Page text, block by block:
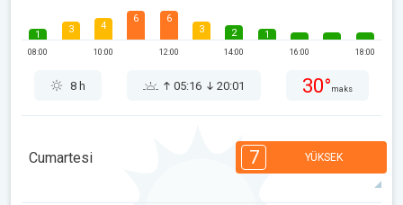
1
08:00
3 4
10:00
6 6
12:00
3 2
14:00
1
16:00 18:00
8 h 05:16 20:01 30° maks
Cumartesi 7 YÜKSEK